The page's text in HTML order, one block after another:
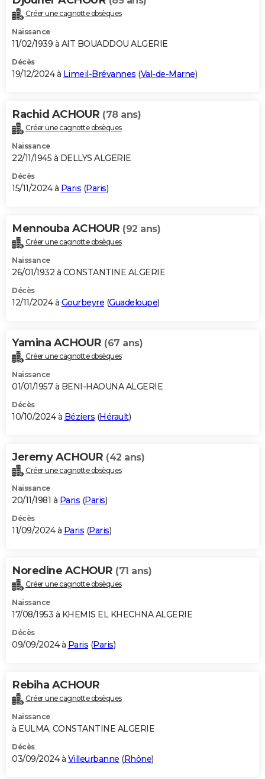
Créer une cagnotte obsèques
Naissance
11/02/1939 à AIT BOUADDOU ALGERIE
Décès
19/12/2024 à Limeil-Brévannes (Val-de-Marne)
Rachid ACHOUR (78 ans)
Créer une cagnotte obsèques
Naissance
22/11/1945 à DELLYS ALGERIE
Décès
15/11/2024 à Paris (Paris)
Mennouba ACHOUR (92 ans)
Créer une cagnotte obsèques
Naissance
26/01/1932 à CONSTANTINE ALGERIE
Décès
12/11/2024 à Gourbeyre (Guadeloupe)
Yamina ACHOUR (67 ans)
Créer une cagnotte obsèques
Naissance
01/01/1957 à BENI-HAOUNA ALGERIE
Décès
10/10/2024 à Béziers (Hérault)
Jeremy ACHOUR (42 ans)
Créer une cagnotte obsèques
Naissance
20/11/1981 à Paris (Paris)
Décès
11/09/2024 à Paris (Paris)
Noredine ACHOUR (71 ans)
Créer une cagnotte obsèques
Naissance
17/08/1953 à KHEMIS EL KHECHNA ALGERIE
Décès
09/09/2024 à Paris (Paris)
Rebiha ACHOUR
Créer une cagnotte obsèques
Naissance
à EULMA, CONSTANTINE ALGERIE
Décès
03/09/2024 à Villeurbanne (Rhône)